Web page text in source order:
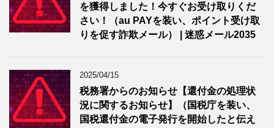
を獲得しました！今すぐお受け取りくだ
さい！（au PAYを装い、ポイント受け取
りを促す詐欺メール） | 迷惑メール2035
2025/04/15
税務署からのお知らせ【還付金の処理状
況に関するお知らせ】（国税庁を装い、
国税還付金の電子発行を開始したと伝え